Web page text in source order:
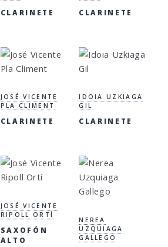
CLARINETE CLARINETE
JOSÉ VICENTE
PLA CLIMENT
CLARINETE
IDOIA UZKIAGA
GIL
CLARINETE
JOSÉ VICENTE
RIPOLL ORTÍ
SAXOFÓN
ALTO
NEREA
UZQUIAGA
GALLEGO